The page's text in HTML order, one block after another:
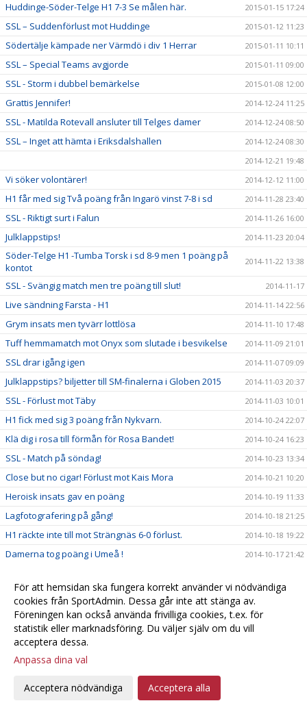
Huddinge-Söder-Telge H1 7-3 Se målen här. 2015-01-15 17:24
SSL – Suddenförlust mot Huddinge 2015-01-12 11:23
Södertälje kämpade ner Värmdö i div 1 Herrar 2015-01-11 10:11
SSL – Special Teams avgjorde 2015-01-11 09:00
SSL - Storm i dubbel bemärkelse 2015-01-08 12:00
Grattis Jennifer! 2014-12-24 11:25
SSL - Matilda Rotevall ansluter till Telges damer 2014-12-24 08:50
SSL – Inget att hämta i Eriksdalshallen
2014-12-24 08:30
2014-12-21 19:48
Vi söker volontärer! 2014-12-12 11:00
H1 får med sig Två poäng från Ingarö vinst 7-8 i sd 2014-11-28 23:40
SSL - Riktigt surt i Falun 2014-11-26 16:00
Julklappstips! 2014-11-23 20:04
Söder-Telge H1 -Tumba Torsk i sd 8-9 men 1 poäng på
kontot
2014-11-22 13:38
SSL - Svängig match men tre poäng till slut! 2014-11-17
Live sändning Farsta - H1 2014-11-14 22:56
Grym insats men tyvärr lottlösa 2014-11-10 17:48
Tuff hemmamatch mot Onyx som slutade i besvikelse 2014-11-09 21:01
SSL drar igång igen 2014-11-07 09:09
Julklappstips? biljetter till SM-finalerna i Globen 2015 2014-11-03 20:37
SSL - Förlust mot Täby 2014-11-03 10:01
H1 fick med sig 3 poäng från Nykvarn. 2014-10-24 22:07
Klä dig i rosa till förmån för Rosa Bandet! 2014-10-24 16:23
SSL - Match på söndag! 2014-10-23 13:34
Close but no cigar! Förlust mot Kais Mora 2014-10-21 10:20
Heroisk insats gav en poäng 2014-10-19 11:33
Lagfotografering på gång! 2014-10-18 21:25
H1 räckte inte till mot Strängnäs 6-0 förlust. 2014-10-18 19:22
Damerna tog poäng i Umeå ! 2014-10-17 21:42
Grattis Natta! 2014-10-15 21:18
Noll poäng i Jönköping 2014-10-15 13:43
Söder-Telge H1 -- Linköping IBK Ungdom 7 - 6 2014-10-11 22:03
Uppdaterat kioskschema nu på hemsidan
Sara lämnar Telge
H1 Fick med sig 1 poäng från Nacka
För att hemsidan ska fungera korrekt använder vi nödvändiga
cookies från SportAdmin. Dessa går inte att stänga av.
Föreningen kan också använda frivilliga cookies, t.ex. för
statistik eller marknadsföring. Du väljer själv om du vill
acceptera dessa.
Anpassa dina val
Acceptera nödvändiga Acceptera alla